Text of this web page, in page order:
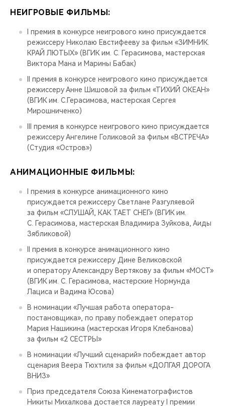
НЕИГРОВЫЕ ФИЛЬМЫ:
I премия в конкурсе неигрового кино присуждается
режиссеру Николаю Евстифееву за фильм «ЗИМНИК.
КРАЙ ЛЮТЫХ» (ВГИК им. С. Герасимова, мастерская
Виктора Мана и Марины Бабак)
II премия в конкурсе неигрового кино присуждается
режиссеру Анне Шишовой за фильм «ТИХИЙ ОКЕАН»
(ВГИК им. С.Герасимова, мастерская Сергея
Мирошниченко)
III премия в конкурсе неигрового кино присуждается
режиссеру Ангелине Голиковой за фильм «ВСТРЕЧА»
(Студия «Остров»)
АНИМАЦИОННЫЕ ФИЛЬМЫ:
I премия в конкурсе анимационного кино
присуждается режиссеру Светлане Разгуляевой
за фильм «СЛУШАЙ, КАК ТАЕТ СНЕГ» (ВГИК им.
С. Герасимова, мастерская Владимира Зуйкова, Аиды
Зябликовой)
II премия в конкурсе анимационного кино
присуждается режиссеру Дине Великовской
и оператору Александру Вертякову за фильм «МОСТ»
(ВГИК им. С. Герасимова, мастерские Нормунда
Лациса и Вадима Юсова)
В номинации «Лучшая работа оператора-
постановщика», по праву побеждает оператор
Мария Нашикина (мастерская Игоря Клебанова)
за фильм «2 СЕСТРЫ»
В номинации «Лучший сценарий» побеждает автор
сценария Веера Тюхтиля за фильм «ДОЛГАЯ ДОРОГА
ВНИЗ»
Приз председателя Союза Кинематографистов
Никиты Михалкова достается лауреату I премии